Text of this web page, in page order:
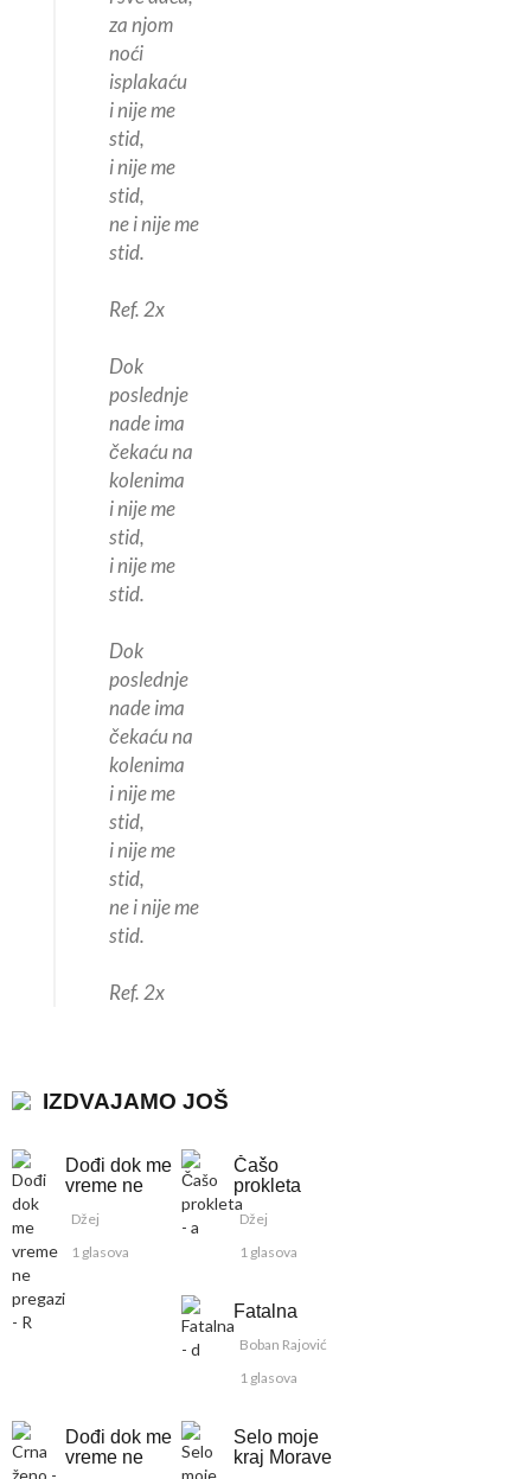
za njom
noći
isplakaću
i nije me
stid,
i nije me
stid,
ne i nije me
stid.
Ref. 2x
Dok
poslednje
nade ima
čekaću na
kolenima
i nije me
stid,
i nije me
stid.
Dok
poslednje
nade ima
čekaću na
kolenima
i nije me
stid,
i nije me
stid,
ne i nije me
stid.
Ref. 2x
IZDVAJAMO JOŠ
Dođi dok me
vreme ne
Džej
1 glasova
Čašo
prokleta
Džej
1 glasova
Fatalna
Boban Rajović
1 glasova
Dođi dok me
vreme ne
Selo moje
kraj Morave